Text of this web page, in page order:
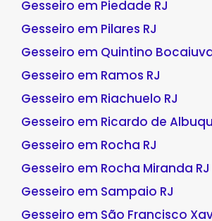
Gesseiro em Piedade RJ
Gesseiro em Pilares RJ
Gesseiro em Quintino
Gesseiro em Ramos RJ
Gesseiro em Riachuelo RJ
Gesseiro em Ricardo de
Gesseiro em Rocha RJ
Gesseiro em Rocha Miranda RJ
Gesseiro em Sampaio RJ
Gesseiro em São Francisco